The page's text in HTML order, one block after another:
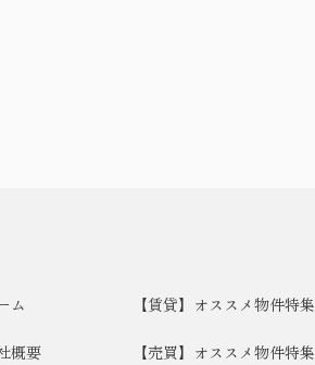
ム
概要
【賃貸】オススメ物件特集
【売買】オススメ物件特集